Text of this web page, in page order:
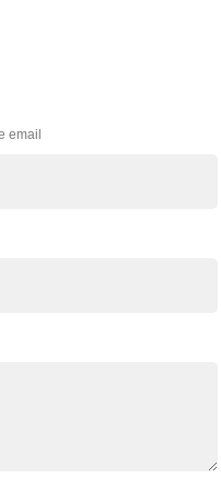
email